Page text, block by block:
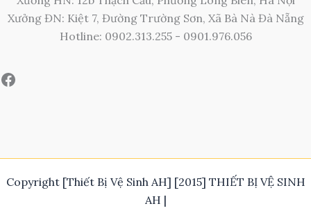
Xưởng ĐN: Kiệt 7, Đường Trường Sơn, Xã Bà Nà Đà Nẵng
Hotline: 0902.313.255 - 0901.976.056
Copyright [Thiết Bị Vệ Sinh AH] [2015] THIẾT BỊ VỆ SINH
AH |